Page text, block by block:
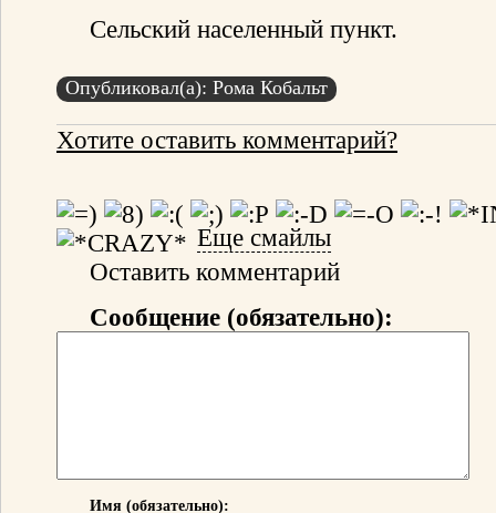
Сельский населенный пункт.
Опубликовал(а): Рома Кобальт
Хотите оставить комментарий?
Еще смайлы
Оставить комментарий
Сообщение (обязательно):
Имя (обязательно):